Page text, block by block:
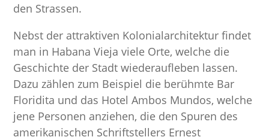
den Strassen.
Nebst der attraktiven Kolonialarchitektur findet
man in Habana Vieja viele Orte, welche die
Geschichte der Stadt wiederaufleben lassen.
Dazu zählen zum Beispiel die berühmte Bar
Floridita und das Hotel Ambos Mundos, welche
jene Personen anziehen, die den Spuren des
amerikanischen Schriftstellers Ernest